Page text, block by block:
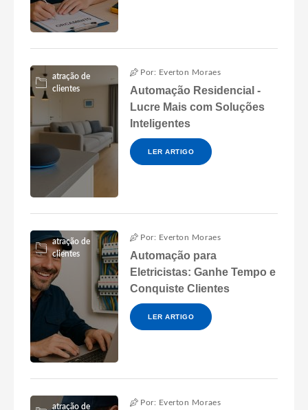
atração de
clientes
Por: Everton Moraes
Automação Residencial -
Lucre Mais com Soluções
Inteligentes
LER ARTIGO
atração de
clientes
Por: Everton Moraes
Automação para
Eletricistas: Ganhe Tempo e
Conquiste Clientes
LER ARTIGO
atração de
Por: Everton Moraes